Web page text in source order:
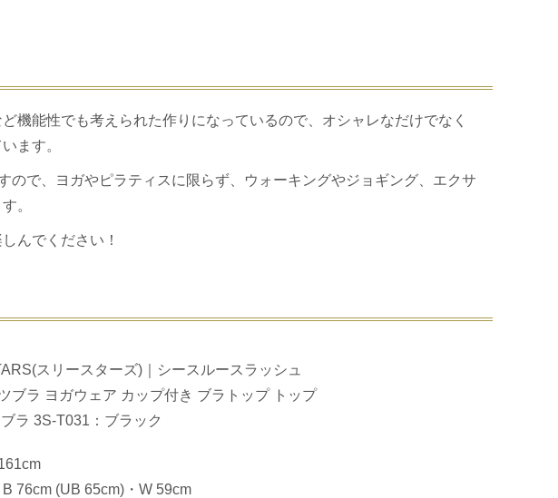
機能性でも考えられた作りになっているので、オシャレなだけでなく
ます。
で、ヨガやピラティスに限らず、ウォーキングやジョギング、エクサ
。
んでください！
76cm (UB 65cm)・W 59cm